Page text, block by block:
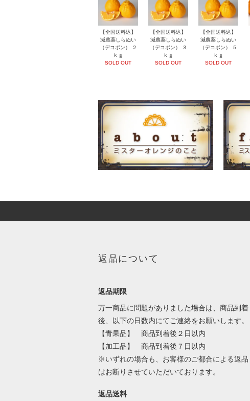
【全国送料込】
減農薬しらぬい
（デコポン） ２
ｋｇ
SOLD OUT
【全国送料込】
減農薬しらぬい
（デコポン） ３
ｋｇ
SOLD OUT
【全国送料込】
減農薬しらぬい
（デコポン） ５
ｋｇ
SOLD OUT
返品について
返品期限
万一商品に問題がありました場合は、商品到着
後、以下の日数内にてご連絡をお願いします。
【青果品】 商品到着後２日以内
【加工品】 商品到着後７日以内
※いずれの場合も、お客様のご都合による返品
はお断りさせていただいております。
返品送料